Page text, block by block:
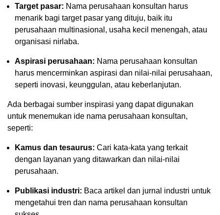
Target pasar: Nama perusahaan konsultan harus
menarik bagi target pasar yang dituju, baik itu
perusahaan multinasional, usaha kecil menengah, atau
organisasi nirlaba.
Aspirasi perusahaan: Nama perusahaan konsultan
harus mencerminkan aspirasi dan nilai-nilai perusahaan,
seperti inovasi, keunggulan, atau keberlanjutan.
Ada berbagai sumber inspirasi yang dapat digunakan
untuk menemukan ide nama perusahaan konsultan,
seperti:
Kamus dan tesaurus: Cari kata-kata yang terkait
dengan layanan yang ditawarkan dan nilai-nilai
perusahaan.
Publikasi industri: Baca artikel dan jurnal industri untuk
mengetahui tren dan nama perusahaan konsultan